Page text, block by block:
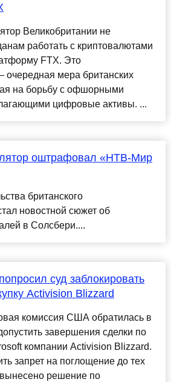
Великобритании не
работать с криптовалютами
FTX. Это
мера британских
на борьбу с офшорными
цифровые активы. ...
оштрафовал «НТВ-Мир
британского
новостной сюжет об
в Солсбери....
суд заблокировать
Activision Blizzard
комиссия США обратилась в
завершения сделки по
компании Activision Blizzard.
запрет на поглощение до тех
вынесено решение по